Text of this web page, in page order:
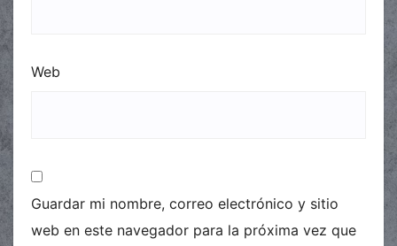
Web
Guardar mi nombre, correo electrónico y sitio
web en este navegador para la próxima vez que